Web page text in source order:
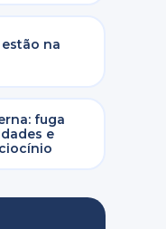
na
fuga
e